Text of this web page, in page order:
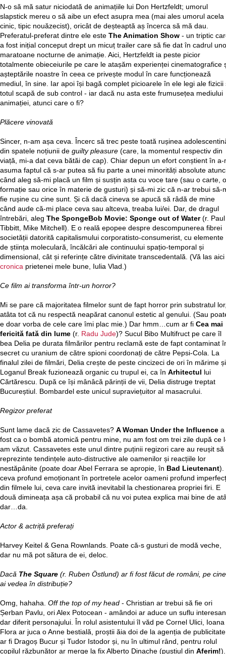
N-o să mă satur niciodată de animațiile lui Don Hertzfeldt; umorul
slapstick mereu o să aibe un efect asupra mea (mai ales umorul acela
cinic, tipic nouăzecist), oricât de deșteaptă aș încerca să mă dau.
Preferatul-preferat dintre ele este The Animation Show - un triptic
a fost inițial conceput drept un micuț trailer care să fie dat în cadrul
maratoane nocturne de animație. Aici, Hertzfeldt ia peste picior
totalmente obieceiurile pe care le atașăm experienței cinematografice
așteptările noastre în ceea ce privește modul în care funcționează
mediul, în sine. Iar apoi își bagă complet picioarele în ele legi ale fizicii
totul scapă de sub control - iar dacă nu asta este frumusețea mediului
animației, atunci care o fi?
Plăcere vinovată
Sincer, n-am așa ceva. Încerc să trec peste toată rușinea
din spatele noțiunii de guilty pleasure (care, la momentul respectiv din
viață, mi-a dat ceva bătăi de cap). Chiar depun un efort conștient în a-
asuma faptul că s-ar putea să fiu parte a unei minorități absolute
când aleg să-mi placă un film și susțin asta cu voce tare (sau o carte, o
formație sau orice în materie de gusturi) și să-mi zic că n-ar trebui să-
fie rușine cu cine sunt. Și că dacă cineva se apucă să râdă de mine
când aude că-mi place ceva sau altceva, treaba lui/ei. Dar, de dragul
întrebări, aleg The SpongeBob Movie: Sponge out of Water(r. Paul
Tibbitt, Mike Mitchell). E o reală epopee despre descompunerea fibrei
societății datorită capitalismului corporatisto-consumerist, cu elemente
de știința moleculară, încălcări ale continuului spațio-temporal și
dimensional, cât și referințe către divinitate transcedentală. (Vă las aici
cronica prietenei mele bune, Iulia Vlad.)
Ce film ai transforma într-un horror?
Mi se pare că majoritatea filmelor sunt de fapt horror prin substratul
atâta tot că nu respectă neapărat canonul estetic al genului. (Sau
e doar vorba de cele care îmi plac mie.) Dar hmm…cum ar fi Cea mai
fericită fată din lume (r. Radu Jude)? Sucul Bibo Multifruct pe care îl
bea Delia pe durata filmărilor pentru reclamă este de fapt contaminat
secret cu uranium de către spioni coordonați de către Pepsi-Cola. La
finalul zilei de filmări, Delia crește de peste cincizeci de ori în mărime și
Loganul Break fuzionează organic cu trupul ei, ca în Arhitectul
lui
Cărtărescu. După ce își mânâcă părinții de vii, Delia distruge treptat
Bucureștiul. Bombardel este unicul supraviețuitor al masacrului.
Regizor preferat
Sunt lame dacă zic de Cassavetes? A Woman Under the Influence a
fost ca o bombă atomică pentru mine, nu am fost om trei zile după ce
am văzut. Cassavetes este unul dintre puținii regizori care au reușit să
reprezinte tendințele auto-distructive ale oamenilor și reacțiile lor
nestăpânite (poate doar Abel Ferrara se apropie, în Bad Lieutenant).
ceva profund emoționant în portretele acelor oameni profund
din filmele lui, ceva care invită inevitabil la chestionarea propriei firi. E
două dimineața așa că probabil că nu voi putea explica mai bine de
dar…da.
Actor & actriță preferați
Harvey Keitel & Gena Rownlands. Poate că-s gusturi de modă veche,
dar nu mă pot sătura de ei, deloc.
Dacă The Square (r. Ruben Östlund) ar fi fost făcut de români, pe cine
ai vedea în distribuție?
Omg, hahaha. Off the top of my head - Christian ar trebui să fie ori
Șerban Pavlu, ori Alex Potocean - amândoi ar aduce un suflu
dar diferit personajului. În rolul asistentului îl văd pe Cornel Ulici, Ioana
Flora ar juca o Anne bestială, proștii ăia doi de la agenția de publicitate
ar fi Dragoș Bucur și Tudor Istodor și, nu în ultimul rând, pentru rolul
copilul răzbunător ar merge la fix Alberto Dinache (puștiul din Aferim!).